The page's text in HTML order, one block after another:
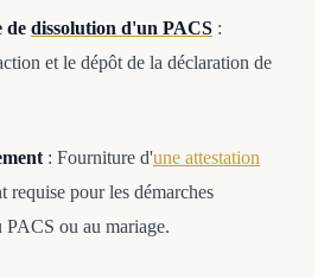
de dissolution d'un PACS :
et le dépôt de la déclaration de
: Fourniture d'une attestation
requise pour les démarches
PACS ou au mariage.​